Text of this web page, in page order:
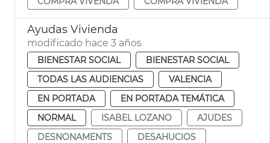
Ayudas Vivienda
modificado hace 3 años
BIENESTAR SOCIAL
BIENESTAR SOCIAL
TODAS LAS AUDIENCIAS
VALENCIA
EN PORTADA
EN PORTADA TEMÁTICA
NORMAL
ISABEL LOZANO
AJUDES
DESNONAMENTS
DESAHUCIOS